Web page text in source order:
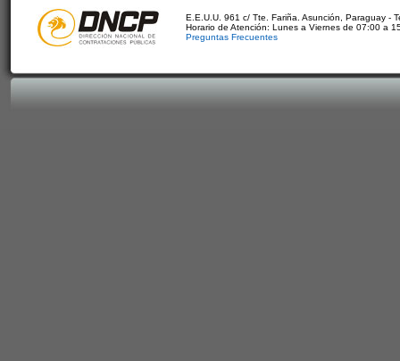
E.E.U.U. 961 c/ Tte. Fariña. Asunción, Paraguay -
Horario de Atención: Lunes a Viernes de 07:00 a
Preguntas Frecuentes